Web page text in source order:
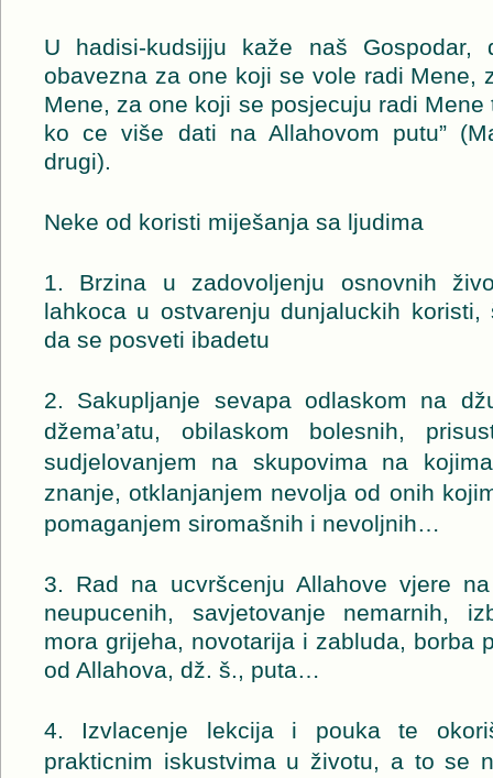
U hadisi-kudsijju kaže naš
obavezna za one koji se vole radi Mene,
Mene, za one koji se posjecuju radi
ko ce više dati na Allahovom putu”
drugi).
Neke od koristi miješanja sa ljudima
1. Brzina u zadovoljenju osnovnih
lahkoca u ostvarenju dunjaluckih koristi,
da se posveti ibadetu
2. Sakupljanje sevapa odlaskom na
džema’atu, obilaskom bolesnih,
sudjelovanjem na skupovima na
znanje, otklanjanjem nevolja od onih
pomaganjem siromašnih i nevoljnih…
3. Rad na ucvršcenju Allahove vjere
neupucenih, savjetovanje nemarnih,
mora grijeha, novotarija i zabluda, borba
od Allahova, dž. š., puta…
4. Izvlacenje lekcija i pouka te
prakticnim iskustvima u životu, a to se